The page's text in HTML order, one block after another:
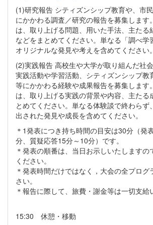
(1)研究報告 シティズンシップ教育や、市
にかかわる調査／研究の報告を募集します
は、取り上げる問題、用いた手法、主たる
などをまとめてください。単なる「調べ学
オリジナルな発見や考えを含めてください。
(2)実践報告 高校生や大学が取り組んだ社
実践活動や学習活動、シティズンシップ教
等にかかわる経験や成果報告を募集します
は、取り上げる実践の背景や内容、主たる
とめてください。単なる体験談で終わらず
出された発見や成長を含めてください。
＊1発表につき持ち時間の目安は30分（発
分、質疑応答15分～10分）です。
＊発表の順番は、当日お示しいたしますの
ください。
＊発表時間だけではなく，大会の全プログ
さい。
＊報告に際して、旅費・謝金等は一切支給
15:30 休憩・移動